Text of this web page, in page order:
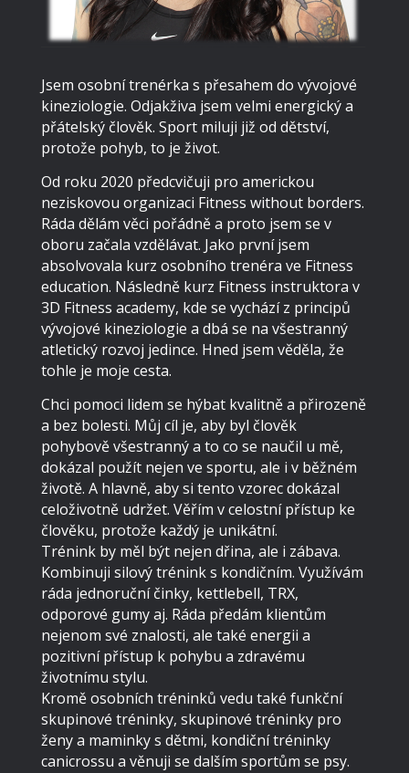
Jsem osobní trenérka s přesahem do vývojové
kineziologie. Odjakživa jsem velmi energický a
přátelský člověk. Sport miluji již od dětství,
protože pohyb, to je život.
Od roku 2020 předcvičuji pro americkou
neziskovou organizaci Fitness without borders.
Ráda dělám věci pořádně a proto jsem se v
oboru začala vzdělávat. Jako první jsem
absolvovala kurz osobního trenéra ve Fitness
education. Následně kurz Fitness instruktora v
3D Fitness academy, kde se vychází z principů
vývojové kineziologie a dbá se na všestranný
atletický rozvoj jedince. Hned jsem věděla, že
tohle je moje cesta.
Chci pomoci lidem se hýbat kvalitně a přirozeně
a bez bolesti. Můj cíl je, aby byl člověk
pohybově všestranný a to co se naučil u mě,
dokázal použít nejen ve sportu, ale i v běžném
životě. A hlavně, aby si tento vzorec dokázal
celoživotně udržet. Věřím v celostní přístup ke
člověku, protože každý je unikátní.
Trénink by měl být nejen dřina, ale i zábava.
Kombinuji silový trénink s kondičním. Využívám
ráda jednoruční činky, kettlebell, TRX,
odporové gumy aj. Ráda předám klientům
nejenom své znalosti, ale také energii a
pozitivní přístup k pohybu a zdravému
životnímu stylu.
Kromě osobních tréninků vedu také funkční
skupinové tréninky, skupinové tréninky pro
ženy a maminky s dětmi, kondiční tréninky
canicrossu a věnuji se dalším sportům se psy.